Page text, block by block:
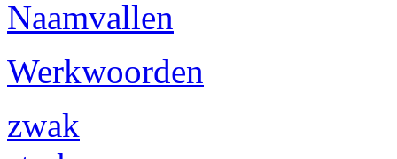
Naamvallen
Werkwoorden
zwak